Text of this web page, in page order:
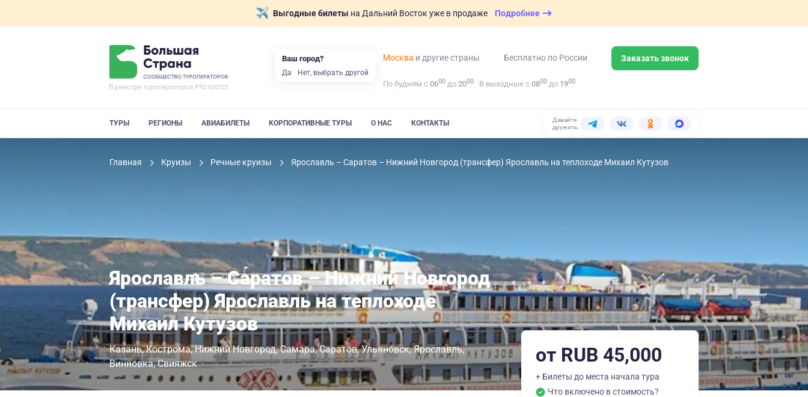
Выгодные билеты на Дальний Восток уже в продаже Подробнее
Москва и другие страны Бесплатно по России Заказать звонок
По будням с 0600 до 2000 В выходные с 0800 до 1900
ТУРЫ РЕГИОНЫ АВИАБИЛЕТЫ КОРПОРАТИВНЫЕ ТУРЫ О НАС КОНТАКТЫ
Давайте
дружить:
Главная Круизы Речные круизы Ярославль – Саратов – Нижний Новгород (трансфер) Ярославль на теплоходе Михаил Кутузов
Ярославль – Саратов – Нижний Новгород
(трансфер) Ярославль на теплоходе
Михаил Кутузов
Казань Кострома Нижний Новгород Самара Саратов Ульяновск Ярославль
Винновка Свияжск от RUB 45,000
+ Билеты до места начала тура
Что включено в стоимость?
Ваш город?
Да Нет, выбрать другой